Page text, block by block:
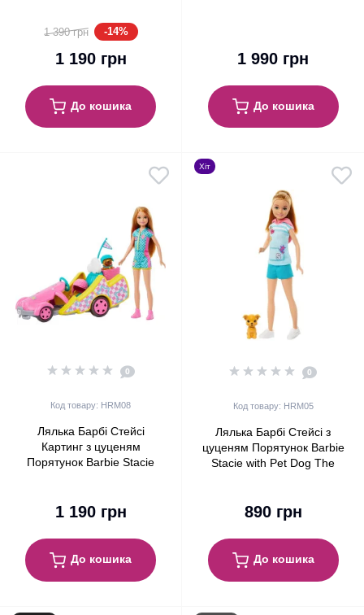
1 390 грн
-14%
1 190 грн
До кошика
1 990 грн
До кошика
0
Код товару: HRM08
Лялька Барбі Стейсі
Картинг з цуценям
Порятунок Barbie Stacie
1 190 грн
До кошика
Хіт
0
Код товару: HRM05
Лялька Барбі Стейсі з
цуценям Порятунок Barbie
Stacie with Pet Dog The
890 грн
До кошика